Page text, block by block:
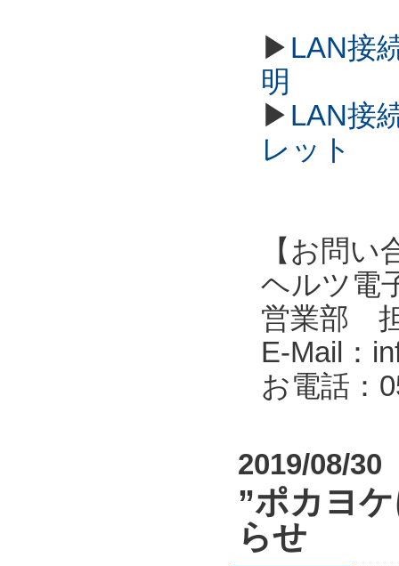
▶ LAN接
明
▶ LAN接
レット
【お問い
ヘルツ電
営業部
E-Mail：
お電話：
2019/08/30
”ポカヨ
らせ